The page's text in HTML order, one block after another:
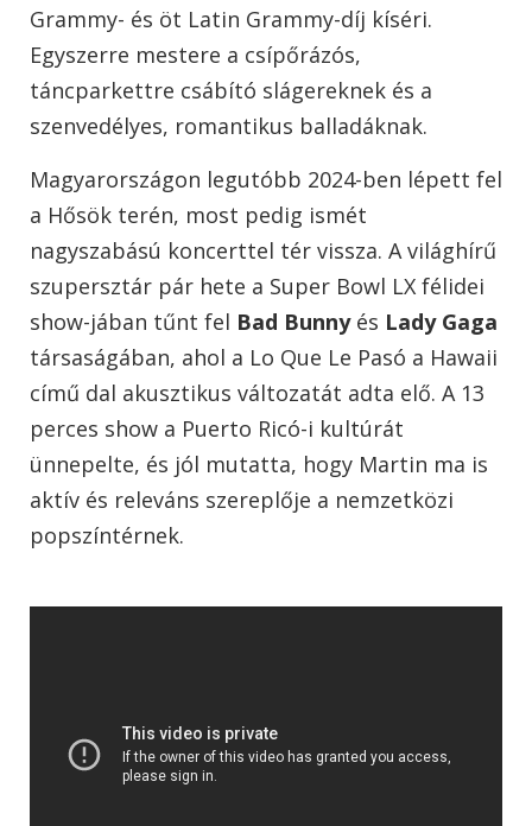
Grammy- és öt Latin Grammy-díj kíséri.
Egyszerre mestere a csípőrázós,
táncparkettre csábító slágereknek és a
szenvedélyes, romantikus balladáknak.
Magyarországon legutóbb 2024-ben lépett fel
a Hősök terén, most pedig ismét
nagyszabású koncerttel tér vissza. A világhírű
szupersztár pár hete a Super Bowl LX félidei
show-jában tűnt fel Bad Bunny és Lady Gaga
társaságában, ahol a Lo Que Le Pasó a Hawaii
című dal akusztikus változatát adta elő. A 13
perces show a Puerto Ricó-i kultúrát
ünnepelte, és jól mutatta, hogy Martin ma is
aktív és releváns szereplője a nemzetközi
popszíntérnek.